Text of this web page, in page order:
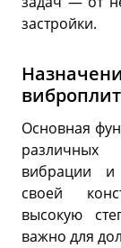
застройки.
виброплит
Основная
различных
вибрации и
своей
высокую
важно для